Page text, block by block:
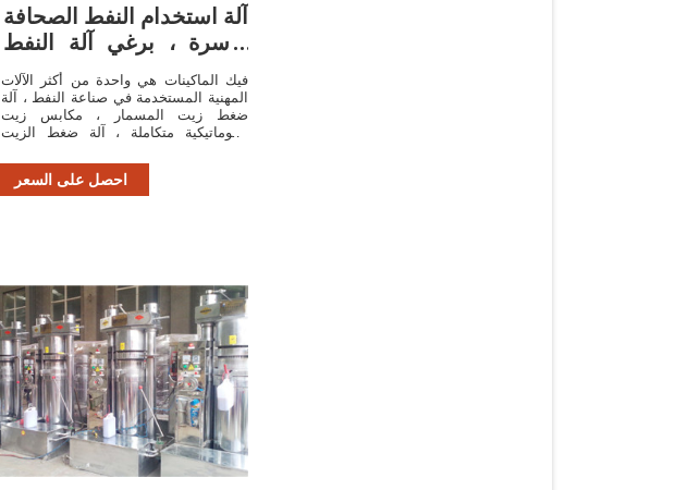
آلة استخدام النفط الصحافة
الأسرة ، برغي آلة النفط
الصحافة
فيك الماكينات هي واحدة من أكثر الآلات
المهنية المستخدمة في صناعة النفط ، آلة
ضغط زيت المسمار ، مكابس زيت
أوتوماتيكية متكاملة ، آلة ضغط الزيت
الكبيرة في الصين.
احصل على السعر